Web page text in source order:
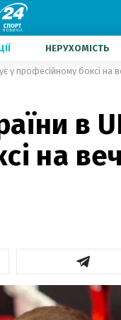
НЕРУХОМІСТЬ
у професійному боксі на
в
на